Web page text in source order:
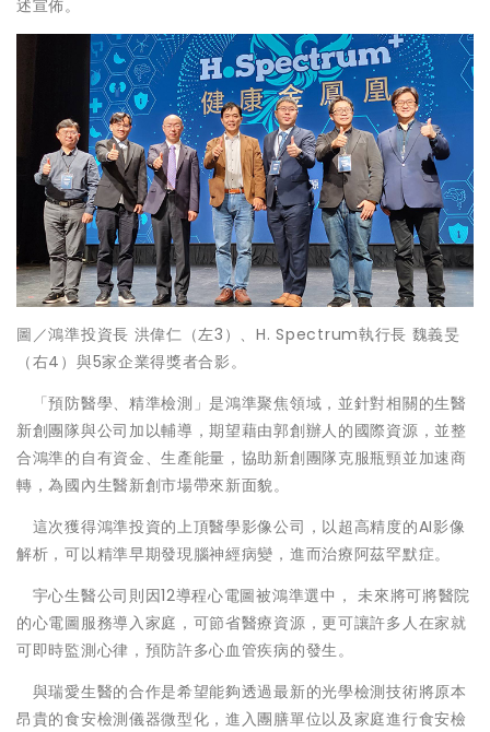
述宣佈。
圖／鴻準投資長 洪偉仁（左3）、H. Spectrum執行長 魏義旻
（右4）與5家企業得獎者合影。
「預防醫學、精準檢測」是鴻準聚焦領域，並針對相關的生醫
新創團隊與公司加以輔導，期望藉由郭創辦人的國際資源，並整
合鴻準的自有資金、生產能量，協助新創團隊克服瓶頸並加速商
轉，為國內生醫新創市場帶來新面貌。
這次獲得鴻準投資的上頂醫學影像公司，以超高精度的AI影像
解析，可以精準早期發現腦神經病變，進而治療阿茲罕默症。
宇心生醫公司則因12導程心電圖被鴻準選中， 未來將可將醫院
的心電圖服務導入家庭，可節省醫療資源，更可讓許多人在家就
可即時監測心律，預防許多心血管疾病的發生。
與瑞愛生醫的合作是希望能夠透過最新的光學檢測技術將原本
昂貴的食安檢測儀器微型化，進入團膳單位以及家庭進行食安檢